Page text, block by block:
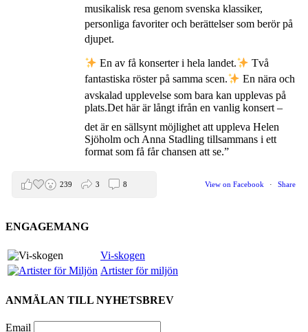
musikalisk resa genom svenska klassiker,
personliga favoriter och berättelser som berör på
djupet.
En av få konserter i hela landet.
Två
fantastiska röster på samma scen.
En nära och
avskalad upplevelse som bara kan upplevas på
plats.Det här är långt ifrån en vanlig konsert –
det är en sällsynt möjlighet att uppleva Helen
Sjöholm och Anna Stadling tillsammans i ett
format som få får chansen att se.”
View on Facebook · Share
239 3 8
Den 5 juni blir det skön konsert med Nimbus på
Nimbus är Melvin Andreassen/ Adil Backman &
ENGAGEMANG
Vi-skogen
Artister för miljön
ANMÄLAN TILL NYHETSBREV
Email